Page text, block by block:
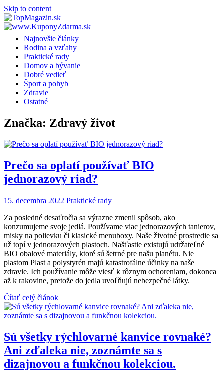
Skip to content
Najnovšie články
Rodina a vzťahy
Praktické rady
Domov a bývanie
Dobré vedieť
Šport a pohyb
Zdravie
Ostatné
Značka: Zdravý život
Prečo sa oplatí používať BIO
jednorazový riad?
15. decembra 2022 Praktické rady
Za posledné desaťročia sa výrazne zmenil spôsob, ako
konzumujeme svoje jedlá. Používame viac jednorazových tanierov,
misky na polievku či klasické menuboxy. Naše životné prostredie sa
už topí v jednorazových plastoch. Našťastie existujú udržateľné
BIO obalové materiály, ktoré sú šetrné pre našu planétu. Nie
plastom Plast a polystyrén majú katastrofálne účinky na naše
zdravie. Ich používanie môže viesť k rôznym ochoreniam, dokonca
až k rakovine, pretože do jedla uvoľňujú nebezpečné látky.
Čítať celý článok
Sú všetky rýchlovarné kanvice rovnaké?
Ani zďaleka nie, zoznámte sa s
dizajnovou a funkčnou kolekciou.